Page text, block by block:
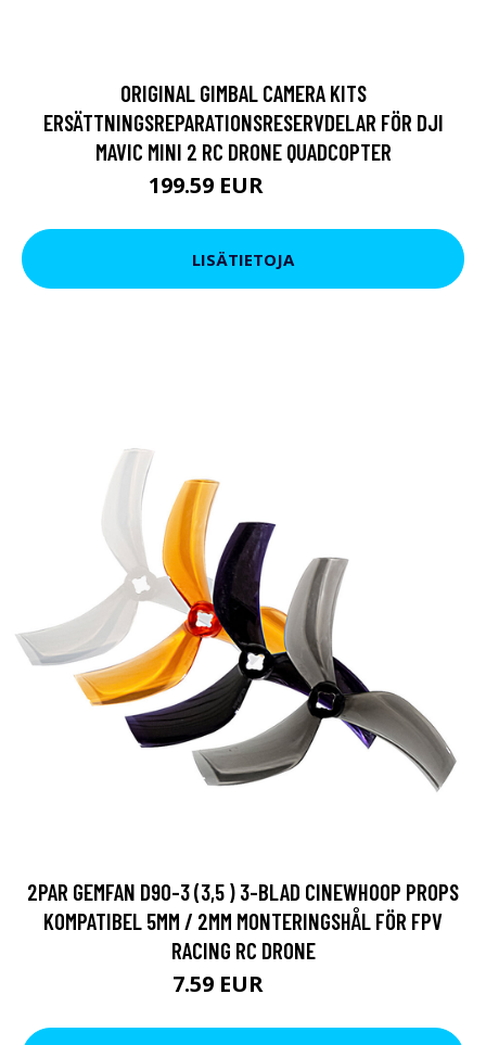
ORIGINAL GIMBAL CAMERA KITS
ERSÄTTNINGSREPARATIONSRESERVDELAR FÖR DJI
MAVIC MINI 2 RC DRONE QUADCOPTER
199.59 EUR
LISÄTIETOJA
2PAR GEMFAN D90-3 (3,5 ) 3-BLAD CINEWHOOP PROPS
KOMPATIBEL 5MM / 2MM MONTERINGSHÅL FÖR FPV
RACING RC DRONE
7.59 EUR